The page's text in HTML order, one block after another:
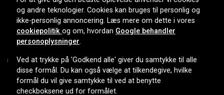
LEVERINGSMULIGHEDER
Copyright © 2026, Spares Nordic AB
og andre teknologier. Cookies kan bruges til personlig og
ikke-personlig annoncering. Læs mere om dette i vores
cookiepolitik og om, hvordan Google behandler
personoplysninger.
Ved at trykke på 'Godkend alle' giver du samtykke til alle
disse formål. Du kan også vælge at tilkendegive, hvilke
formål du vil give samtykke til ved at benytte
checkboksene ud for formålet.